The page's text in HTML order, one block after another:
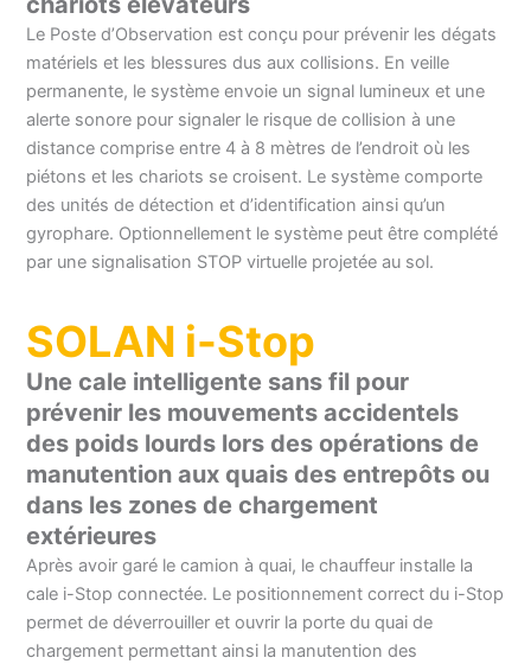
Le Poste d’Observation est conçu pour prévenir les dégats
matériels et les blessures dus aux collisions. En veille
permanente, le système envoie un signal lumineux et une
alerte sonore pour signaler le risque de collision à une
distance comprise entre 4 à 8 mètres de l’endroit où les
piétons et les chariots se croisent. Le système comporte
des unités de détection et d’identification ainsi qu’un
gyrophare. Optionnellement le système peut être complété
par une signalisation STOP virtuelle projetée au sol.
SOLAN i-Stop
Une cale intelligente sans fil pour
prévenir les mouvements accidentels
des poids lourds lors des opérations de
manutention aux quais des entrepôts ou
dans les zones de chargement
extérieures
Après avoir garé le camion à quai, le chauffeur installe la
cale i-Stop connectée. Le positionnement correct du i-Stop
permet de déverrouiller et ouvrir la porte du quai de
chargement permettant ainsi la manutention des